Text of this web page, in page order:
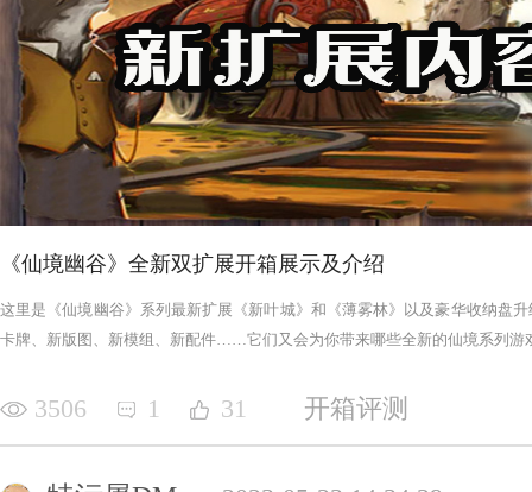
《仙境幽谷》全新双扩展开箱展示及介绍
这里是《仙境幽谷》系列最新扩展《新叶城》和《薄雾林》以及豪华收纳盘
卡牌、新版图、新模组、新配件……它们又会为你带来哪些全新的仙境系列游
3506 1 31 开箱评测